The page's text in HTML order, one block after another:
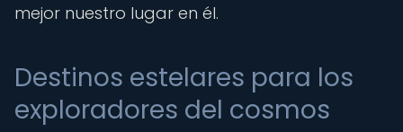
mejor nuestro lugar en él.
Destinos estelares para los
exploradores del cosmos